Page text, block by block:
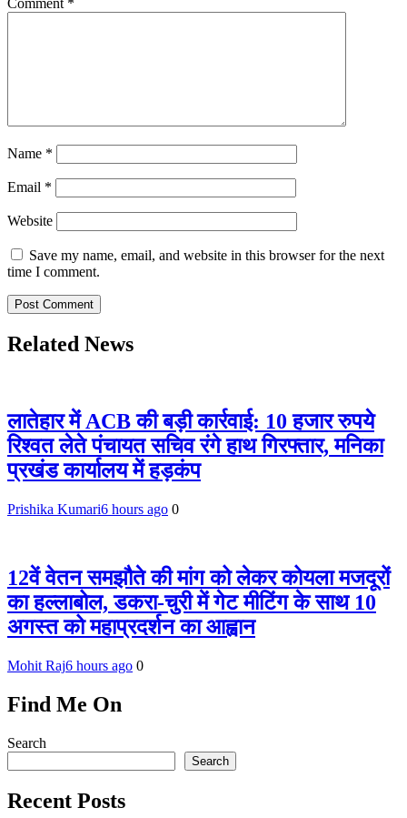
Name *
Email *
Website
Save my name, email, and website in this browser for the next
time I comment.
Related News
लातेहार में ACB की बड़ी कार्रवाई: 10 हजार रुपये
रिश्वत लेते पंचायत सचिव रंगे हाथ गिरफ्तार, मनिका
प्रखंड कार्यालय में हड़कंप
Prishika Kumari6 hours ago 0
12वें वेतन समझौते की मांग को लेकर कोयला मजदूरों
का हल्लाबोल, डकरा-चुरी में गेट मीटिंग के साथ 10
अगस्त को महाप्रदर्शन का आह्वान
Mohit Raj6 hours ago 0
Find Me On
Search
Search
Recent Posts